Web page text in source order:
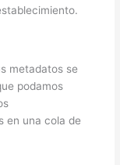
metadatos se
podamos
en una cola de